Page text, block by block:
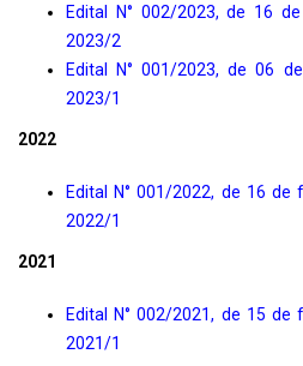
Edital N° 002/2023, de 16
2023/2
Edital N° 001/2023, de 06
2023/1
2022
Edital N° 001/2022, de 16 de
2022/1
2021
Edital N° 002/2021, de 15 de
2021/1